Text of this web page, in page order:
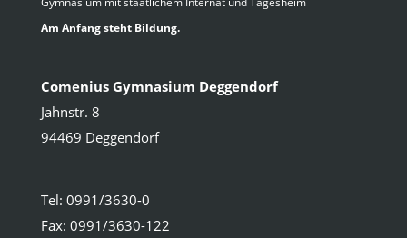
Am Anfang steht Bildung.
Comenius Gymnasium Deggendorf
Jahnstr. 8
94469 Deggendorf
Tel: 0991/3630-0
Fax: 0991/3630-122